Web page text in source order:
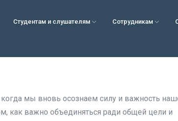
Студентам и слушателям Сотрудникам
мы вновь осознаем силу и важность
как важно объединяться ради общей цели и